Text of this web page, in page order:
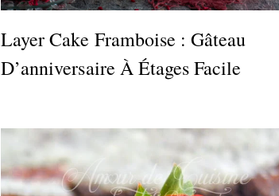
Layer Cake Framboise : Gâteau
D’anniversaire À Étages Facile